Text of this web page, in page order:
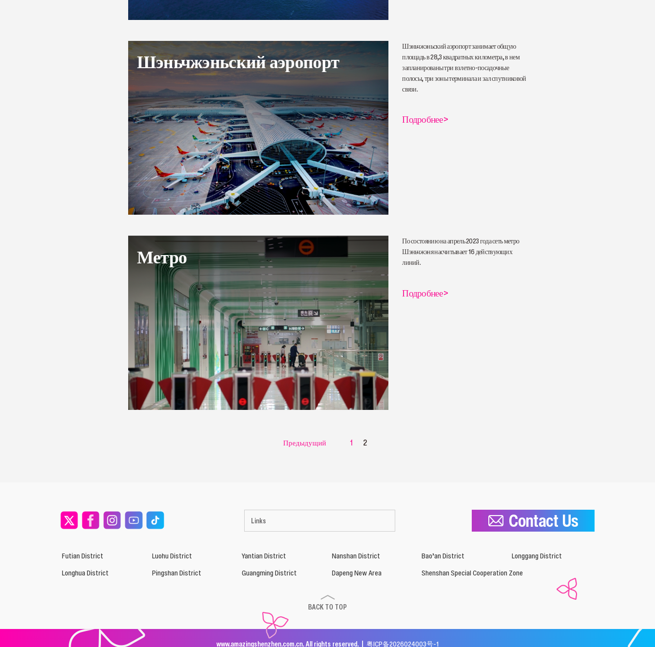
Шэньчжэньский аэропорт
Шэньчжэньский аэропорт занимает общую
площадь в 28,3 квадратных километра, в нем
запланированы три взлетно-посадочные
полосы, три зоны терминала и зал спутниковой
связи.
Подробнее>
Метро
По состоянию на апрель 2023 года сеть метро
Шэньчжэня насчитывает 16 действующих
линий.
Подробнее>
Предыдущий 1 2
Links Contact Us
Futian District Luohu District Yantian District Nanshan District Bao’an District
Longgang District
Longhua District
Pingshan District Guangming District Dapeng New Area Shenshan Special Cooperation Zone
BACK TO TOP
www.amazingshenzhen.com.cn. All rights reserved. | 粤ICP备2026024003号-1